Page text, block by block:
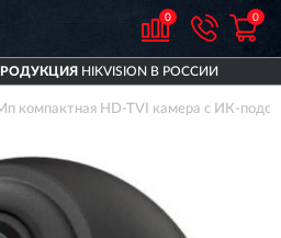
0 0
HIKVISION В РОССИИ
компактная HD-TVI камера с ИК-